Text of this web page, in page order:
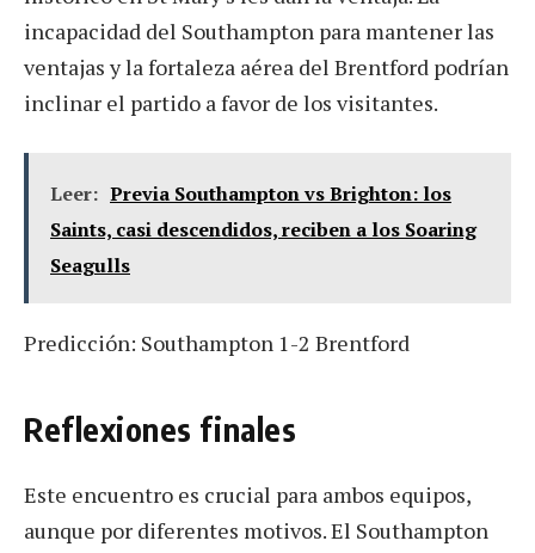
incapacidad del Southampton para mantener las
ventajas y la fortaleza aérea del Brentford podrían
inclinar el partido a favor de los visitantes.
Leer: Previa Southampton vs Brighton: los
Saints, casi descendidos, reciben a los Soaring
Seagulls
Predicción: Southampton 1-2 Brentford
Reflexiones finales
Este encuentro es crucial para ambos equipos,
aunque por diferentes motivos. El Southampton